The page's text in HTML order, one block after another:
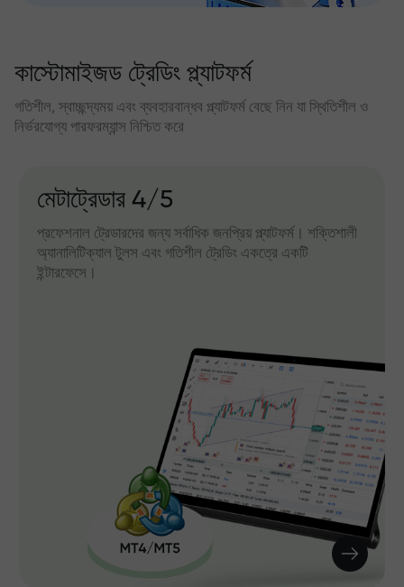
কাস্টোমাইজড ট্রেডিং প্ল্যাটফর্ম
গতিশীল, স্বাচ্ছন্দ্যময় এবং ব্যবহারবান্ধব প্ল্যাটফর্ম বেছে নিন যা স্থিতিশীল ও
নির্ভরযোগ্য পারফরম্যান্স নিশ্চিত করে
মেটাট্রেডার 4/5
প্রফেশনাল ট্রেডারদের জন্য সর্বাধিক জনপ্রিয় প্ল্যাটফর্ম। শক্তিশালী
অ্যানালিটিক্যাল টুলস এবং গতিশীল ট্রেডিং একত্রে একটি
ইন্টারফেসে।